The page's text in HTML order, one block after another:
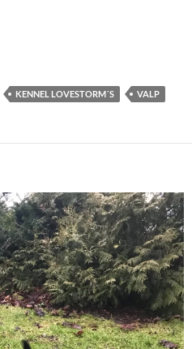
KENNEL LOVESTORM´S VALP